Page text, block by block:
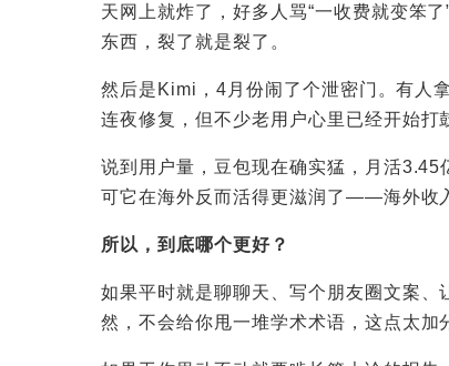
天网上就炸了，好多人骂“一收费就变笨
东西，裂了就是裂了。
然后是Kimi，4月份闹了个泄密门。有人
连夜修复，但不少老用户心里已经开始打
说到用户量，豆包现在确实猛，月活3.45
可它在海外反而活得更滋润了——海外收
所以，到底哪个更好？
如果平时就是聊聊天、写个朋友圈文案
然，不会给你甩一堆学术术语，这点太加